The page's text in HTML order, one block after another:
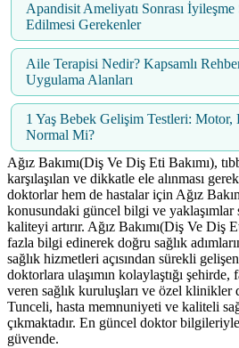
Apandisit Ameliyatı Sonrası
Edilmesi Gerekenler
Aile Terapisi Nedir? Kapsamlı
Uygulama Alanları
1 Yaş Bebek Gelişim Testleri:
Normal Mi?
Ağız Bakımı(Diş Ve Diş Eti Bakımı),
karşılaşılan ve dikkatle ele alınması
doktorlar hem de hastalar için Ağız
konusundaki güncel bilgi ve yaklaşımlar
kaliteyi artırır. Ağız Bakımı(Diş Ve Diş
fazla bilgi edinerek doğru sağlık
sağlık hizmetleri açısından sürekli
doktorlara ulaşımın kolaylaştığı şehirde,
veren sağlık kuruluşları ve özel klinikler
Tunceli, hasta memnuniyeti ve kaliteli
çıkmaktadır. En güncel doktor bilgileriyle
güvende.